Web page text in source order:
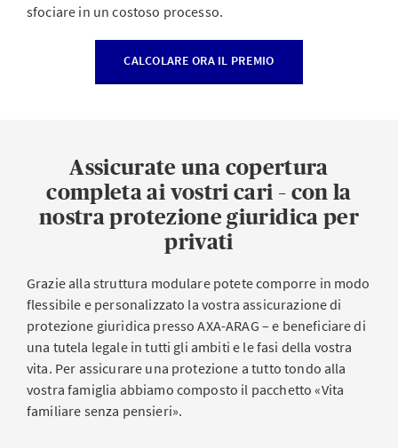
sfociare in un costoso processo.
CALCOLARE ORA IL PREMIO
Assicurate una copertura
completa ai vostri cari – con la
nostra protezione giuridica per
privati
Grazie alla struttura modulare potete comporre in modo
flessibile e personalizzato la vostra assicurazione di
protezione giuridica presso AXA-ARAG – e beneficiare di
una tutela legale in tutti gli ambiti e le fasi della vostra
vita. Per assicurare una protezione a tutto tondo alla
vostra famiglia abbiamo composto il pacchetto «Vita
familiare senza pensieri».